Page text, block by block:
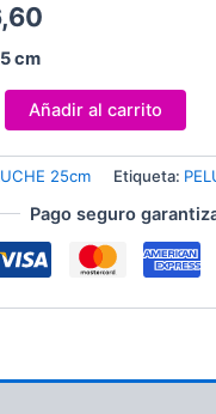
cm
Añadir al carrito
25cm Etiqueta:
Pago seguro